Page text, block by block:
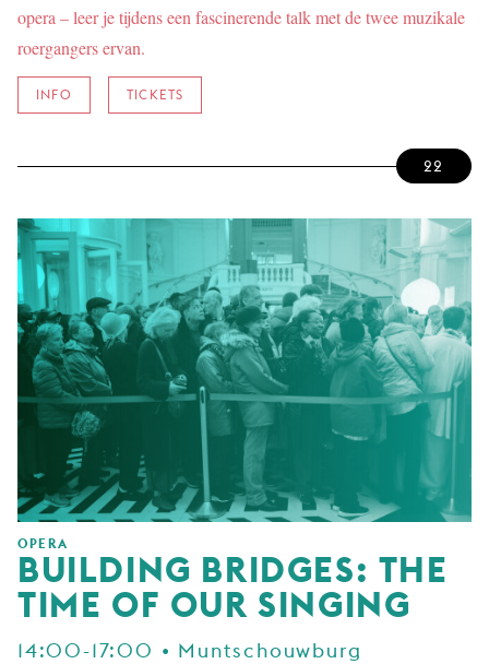
opera – leer je tijdens een fascinerende talk met de twee muzikale
roergangers ervan.
INFO TICKETS
22
OPERA
BUILDING BRIDGES: THE
TIME OF OUR SINGING
14:00-17:00 • Muntschouwburg